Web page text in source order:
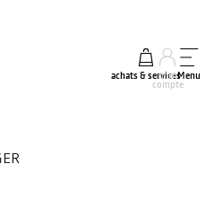
achats & services
mon
compte
Menu